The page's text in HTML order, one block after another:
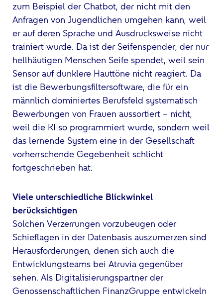
zum Beispiel der Chatbot, der nicht mit den
Anfragen von Jugendlichen umgehen kann, weil
er auf deren Sprache und Ausdrucksweise nicht
trainiert wurde. Da ist der Seifenspender, der nur
hellhäutigen Menschen Seife spendet, weil sein
Sensor auf dunklere Hauttöne nicht reagiert. Da
ist die Bewerbungsfiltersoftware, die für ein
männlich dominiertes Berufsfeld systematisch
Bewerbungen von Frauen aussortiert – nicht,
weil die KI so programmiert wurde, sondern weil
das lernende System eine in der Gesellschaft
vorherrschende Gegebenheit schlicht
fortgeschrieben hat.
Viele unterschiedliche Blickwinkel
berücksichtigen
Solchen Verzerrungen vorzubeugen oder
Schieflagen in der Datenbasis auszumerzen sind
Herausforderungen, denen sich auch die
Entwicklungsteams bei Atruvia gegenüber
sehen. Als Digitalisierungspartner der
Genossenschaftlichen FinanzGruppe entwickeln